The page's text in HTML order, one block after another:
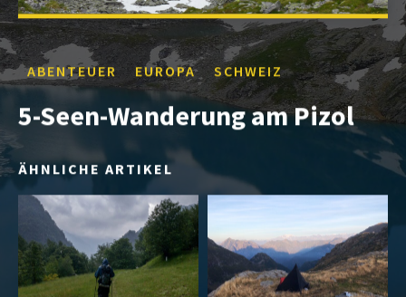
ABENTEUER EUROPA SCHWEIZ
5-Seen-Wanderung am Pizol
ÄHNLICHE ARTIKEL